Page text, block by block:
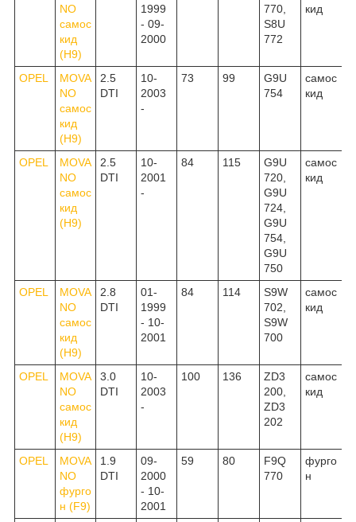
NO
самос
кид
(H9)
1999
- 09-
2000
770,
S8U
772
кид
OPEL
MOVA
NO
самос
кид
(H9)
2.5
DTI
10-
2003
-
73 99
G9U
754
самос
кид
OPEL
MOVA
NO
самос
кид
(H9)
2.5
DTI
10-
2001
-
84 115
G9U
720,
G9U
724,
G9U
754,
G9U
750
самос
кид
OPEL
MOVA
NO
самос
кид
(H9)
2.8
DTI
01-
1999
- 10-
2001
84 114
S9W
702,
S9W
700
самос
кид
OPEL
MOVA
NO
самос
кид
(H9)
3.0
DTI
10-
2003
-
100 136
ZD3
200,
ZD3
202
самос
кид
OPEL
MOVA
NO
фурго
н (F9)
1.9
DTI
09-
2000
- 10-
2001
59 80
F9Q
770
фурго
н